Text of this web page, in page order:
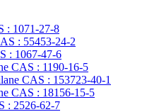
: 1071-27-8
: 55453-24-2
: 1067-47-6
CAS : 1190-16-5
CAS : 153723-40-1
CAS : 18156-15-5
: 2526-62-7